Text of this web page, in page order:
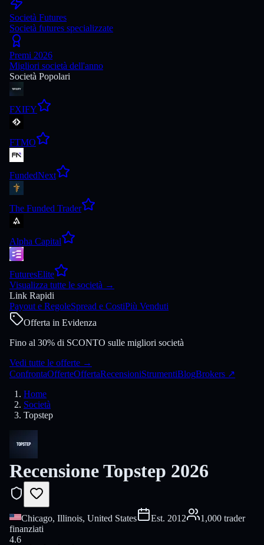
Società Futures
Società futures specializzate
Premi 2026
Migliori società dell'anno
Società Popolari
FXIFY
FTMO
FundedNext
The Funded Trader
Alpha Capital
FuturesElite
Visualizza tutte le società →
Link Rapidi
Payout e RegoleSpread e CostiPiù Venduti
Offerta in Evidenza
Fino al 30% di SCONTO sulle migliori società
Vedi tutte le offerte →
ConfrontaOfferteOffertaRecensioniStrumentiBlogBrokers ↗
Home
Società
Topstep
Recensione Topstep 2026
Chicago, Illinois, United States Est. 2012
1,000 trader
finanziati
4.6